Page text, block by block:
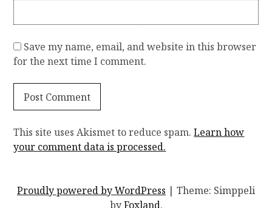
Save my name, email, and website in this browser
for the next time I comment.
This site uses Akismet to reduce spam.Learn how
your comment data is processed.
Proudly powered by WordPress | Theme: Simppeli
byFoxland.